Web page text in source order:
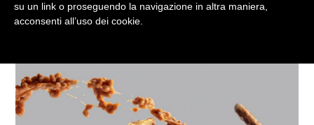
su un link o proseguendo la navigazione in altra maniera,
acconsenti all’uso dei cookie.